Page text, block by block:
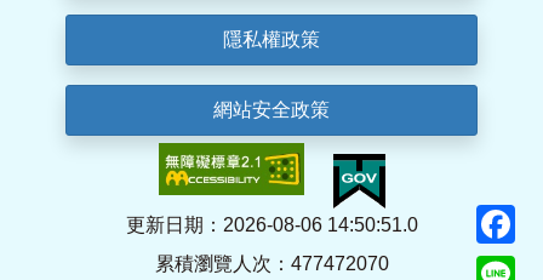
隱私權政策
網站安全政策
更新日期：2026-08-06 14:50:51.0
累積瀏覽人次：477472070